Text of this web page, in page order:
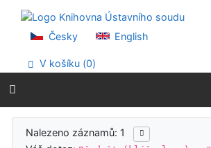
Přejít na menu
Prohlášení o webové přístupnosti
Česky English
V košíku (0)
Výsledky
Nalezeno záznamů: 1